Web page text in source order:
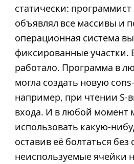
статически: программист
объявлял все массивы и
операционная система
фиксированные участки.
работало. Программа в
могла создать новую
например, при чтении S-
входа. И в любой момент
использовать какую-
оставив её болтаться без
неиспользуемые ячейки